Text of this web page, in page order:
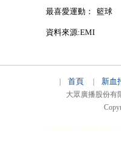
最喜愛運動： 籃球
資料來源:EMI
| 首頁| 新血
大眾廣播股份有